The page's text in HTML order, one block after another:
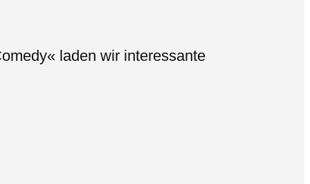
laden wir interessante